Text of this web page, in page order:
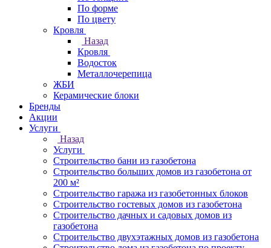
По форме
По цвету
Кровля
Назад
Кровля
Водосток
Металлочерепица
ЖБИ
Керамические блоки
Бренды
Акции
Услуги
Назад
Услуги
Строительство бани из газобетона
Строительство больших домов из газобетона от
200 м²
Строительство гаража из газобетонных блоков
Строительство гостевых домов из газобетона
Строительство дачных и садовых домов из
газобетона
Строительство двухэтажных домов из газобетона